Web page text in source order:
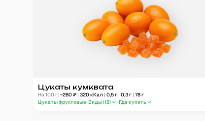
Цукаты кумквата
На 100 г: ~280₽ | 320кКал | 0,5г | 0,3г | 78г
Цукаты фруктовые Виды (18) Где купить